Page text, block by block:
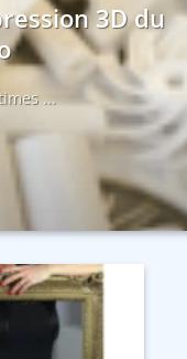
3D du
...